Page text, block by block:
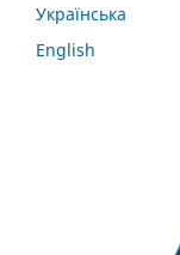
Українська
English